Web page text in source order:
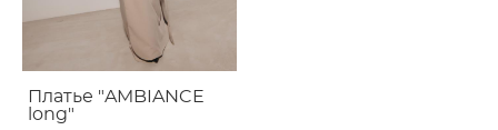
Платье "AMBIANCE
long"